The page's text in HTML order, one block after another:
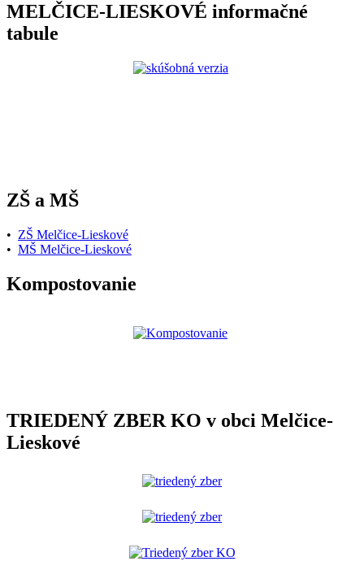
MELČICE-LIESKOVÉ informačné
tabule
ZŠ a MŠ
• ZŠ Melčice-Lieskové
• MŠ Melčice-Lieskové
Kompostovanie
TRIEDENÝ ZBER KO v obci Melčice-
Lieskové